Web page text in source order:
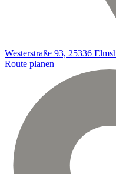
Westerstraße 93, 25336
Route planen